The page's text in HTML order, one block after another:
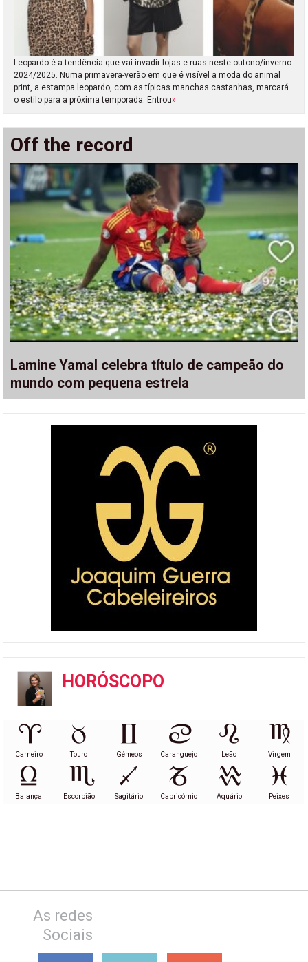
Leopardo é a tendência que vai invadir lojas e ruas neste outono/inverno
2024/2025. Numa primavera-verão em que é visível a moda do animal
print, a estampa leopardo, com as típicas manchas castanhas, marcará
o estilo para a próxima temporada. Entrou»
Off the record
Lamine Yamal celebra título de campeão do
mundo com pequena estrela
HORÓSCOPO
Carneiro Touro Gémeos Caranguejo Leão Virgem
Balança Escorpião Sagitário Capricórnio Aquário Peixes
As redes
Sociais